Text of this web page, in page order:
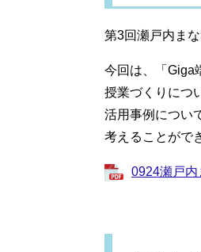
第3回瀬戸内ま
今回は、「Giga
授業づくりにつ
活用事例につい
考えることがで
0924瀬戸内